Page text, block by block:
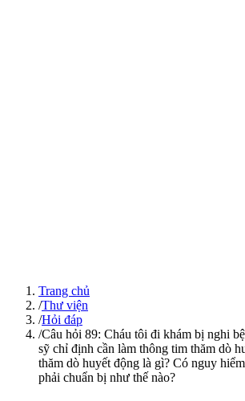
Trang chủ
/Thư viện
/Hỏi đáp
/Câu hỏi 89: Cháu tôi đi khám bị nghi
sỹ chỉ định cần làm thông tim thăm dò
thăm dò huyết động là gì? Có nguy
phải chuẩn bị như thế nào?